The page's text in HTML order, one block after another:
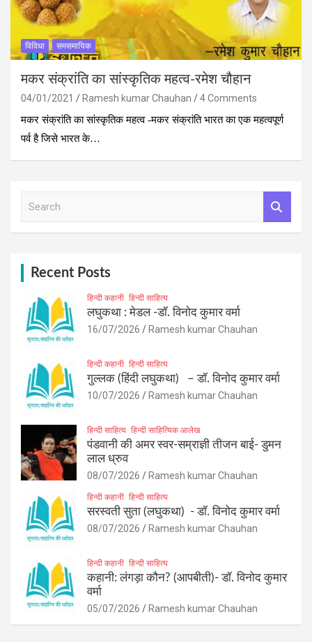
विविधा समसमायिक
मकर संक्रांति का सांस्‍कृतिक महत्‍व-रमेश चौहान
04/01/2021 Ramesh kumar Chauhan
4 Comments
मकर संक्रांति का सांस्‍कृतिक महत्‍व -मकर संक्रांति भारत का एक महत्‍वपूर्ण
पर्व है जिसे भारत के…
Recent Posts
हिन्दी कहानी हिन्दी साहित्य
लघुकथा : मेडल -डॉ. विनोद कुमार वर्मा
16/07/2026 Ramesh kumar Chauhan
हिन्दी कहानी हिन्दी साहित्य
गुल्लक (हिंदी लघुकथा) – डॉ. विनोद कुमार वर्मा
10/07/2026 Ramesh kumar Chauhan
हिन्दी साहित्य हिन्दी साहित्यिक आलेख
पंडवानी की अमर स्वर-सम्राज्ञी तीजन बाई- डुमन
लाल ध्रुव
08/07/2026 Ramesh kumar Chauhan
हिन्दी कहानी हिन्दी साहित्य
सरस्वती सुता (लघुकथा) ​- डॉ. विनोद कुमार वर्मा
08/07/2026 Ramesh kumar Chauhan
हिन्दी कहानी हिन्दी साहित्य
कहानी: लंगड़ा कौन? (आपबीती)​- डॉ. विनोद कुमार
वर्मा
05/07/2026 Ramesh kumar Chauhan